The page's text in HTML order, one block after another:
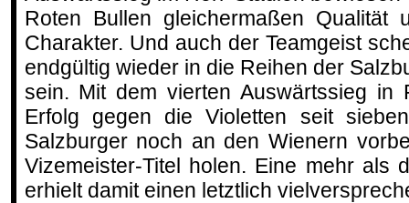
Roten Bullen gleichermaßen Qualität
Charakter. Und auch der Teamgeist
endgültig wieder in die Reihen der
sein. Mit dem vierten Auswärtssieg in
Erfolg gegen die Violetten seit
Salzburger noch an den Wienern
Vizemeister-Titel holen. Eine mehr als
erhielt damit einen letztlich